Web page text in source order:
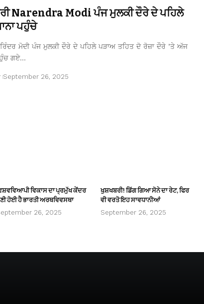
Narendra Modi ਪੰਜ ਮੁਲਕੀ ਦੌਰੇ ਦੇ ਪਹਿਲੇ
ਪਹੁੰਚੇ
ਮੋਦੀ ਪੰਜ ਮੁਲਕੀ ਦੌਰੇ ਦੇ ਪਹਿਲੇ ਪੜਾਅ ਤਹਿਤ ਦੋ ਰੋਜ਼ਾ ਦੌਰੇ ’ਤੇ ਅੱਜ
ਗਏ…
September 26, 2025
ਵਿਕਾਸ ਦਾ ਪ੍ਰਮੁੱਖ ਕੇਂਦਰ
ਹੋਈ ਹੈ ਭਾਰਤੀ ਅਰਥਵਿਵਸਥਾ
26, 2025
ਖੁਸ਼ਖਬਰੀ! ਡਿੱਗ ਗਿਆ ਸੋਨੇ ਦਾ ਰੇਟ, ਫਿਰ
ਵੀ ਵਰਤੋ ਇਹ ਸਾਵਧਾਨੀਆਂ
September 26, 2025